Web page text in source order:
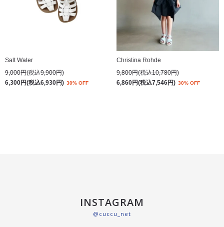
Salt Water
9,000円(税込9,900円)
6,300円(税込6,930円) 30% OFF
Christina Rohde
9,800円(税込10,780円)
6,860円(税込7,546円) 30% OFF
INSTAGRAM
@cuccu_net